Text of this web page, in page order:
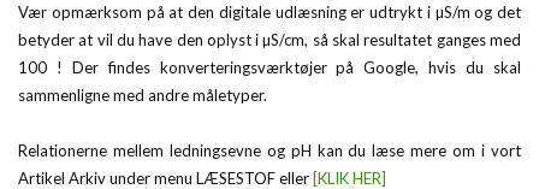
Vær opmærksom på at den digitale udlæsning er udtrykt i µS/m og det
betyder at vil du have den oplyst i µS/cm, så skal resultatet ganges med
100 ! Der findes konverteringsværktøjer på Google, hvis du skal
sammenligne med andre måletyper.
Relationerne mellem ledningsevne og pH kan du læse mere om i vort
Artikel Arkiv under menu LÆSESTOF eller[KLIK HER]